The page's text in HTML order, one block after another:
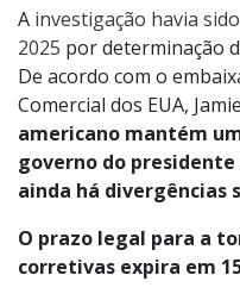
A investigação havia
2025 por determinação
De acordo com o
Comercial dos EUA,
americano mantém
governo do presidente
ainda há divergências
O prazo legal para a
corretivas expira em